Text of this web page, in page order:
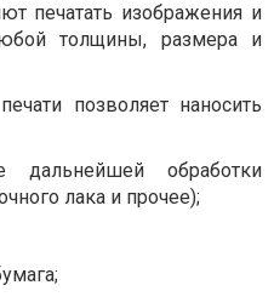
печатать изображения и
толщины, размера и
позволяет наносить
дальнейшей обработки
лака и прочее);